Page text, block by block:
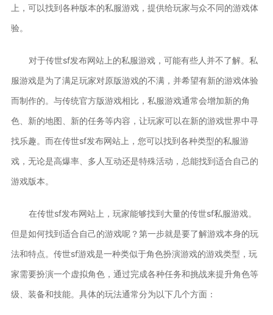
上，可以找到各种版本的私服游戏，提供给玩家与众不同的游戏体
验。
对于传世sf发布网站上的私服游戏，可能有些人并不了解。私
服游戏是为了满足玩家对原版游戏的不满，并希望有新的游戏体验
而制作的。与传统官方版游戏相比，私服游戏通常会增加新的角
色、新的地图、新的任务等内容，让玩家可以在新的游戏世界中寻
找乐趣。而在传世sf发布网站上，您可以找到各种类型的私服游
戏，无论是高爆率、多人互动还是特殊活动，总能找到适合自己的
游戏版本。
在传世sf发布网站上，玩家能够找到大量的传世sf私服游戏。
但是如何找到适合自己的游戏呢？第一步就是要了解游戏本身的玩
法和特点。传世sf游戏是一种类似于角色扮演游戏的游戏类型，玩
家需要扮演一个虚拟角色，通过完成各种任务和挑战来提升角色等
级、装备和技能。具体的玩法通常分为以下几个方面：